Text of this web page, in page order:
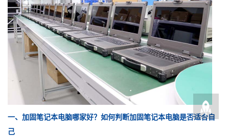
一、加固笔记本电脑哪家好？如何判断加固笔记本电脑是否适合自
己